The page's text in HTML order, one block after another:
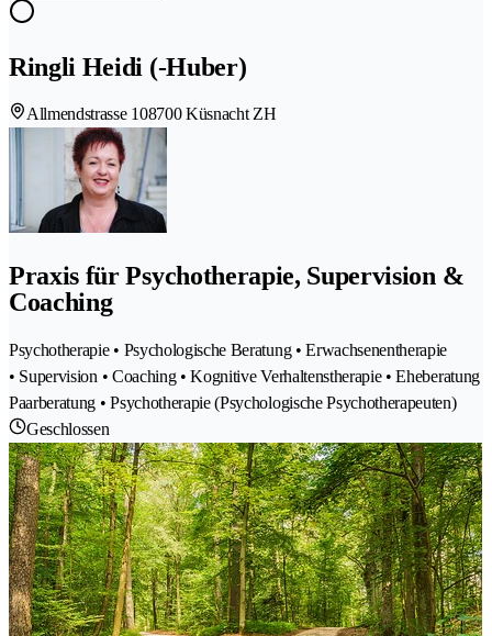
Ringli Heidi (-Huber)
Allmendstrasse 108700 Küsnacht ZH
Praxis für Psychotherapie, Supervision &
Coaching
Psychotherapie • Psychologische Beratung • Erwachsenentherapie
• Supervision • Coaching • Kognitive Verhaltenstherapie • Eheberatung
Paarberatung • Psychotherapie (Psychologische Psychotherapeuten)
Geschlossen